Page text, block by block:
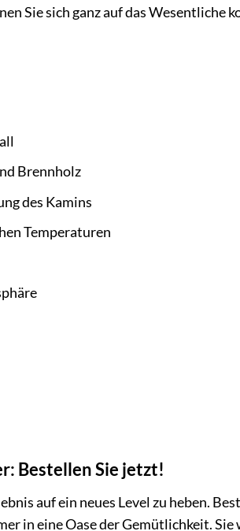
Sie sich ganz auf das Wesentliche
Brennholz
des Kamins
Temperaturen
Bestellen Sie jetzt!
auf ein neues Level zu heben.
in eine Oase der Gemütlichkeit. Sie